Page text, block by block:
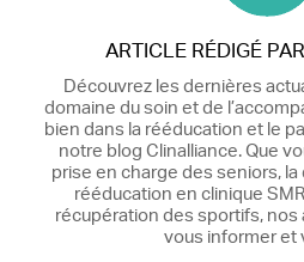
ARTICLE RÉDIGÉ PAR
Découvrez les dernières
domaine du soin et de
bien dans la rééducation et le
notre blog Clinalliance. Que
prise en charge des seniors, la
rééducation en clinique
récupération des sportifs,
vous informer et